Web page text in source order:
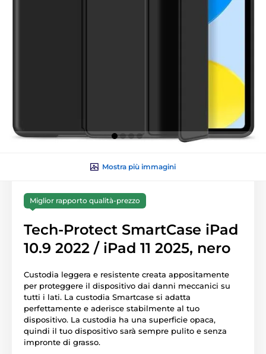
Mostra più immagini
Miglior rapporto qualità-prezzo
Tech-Protect SmartCase iPad
10.9 2022 / iPad 11 2025, nero
Custodia leggera e resistente creata appositamente
per proteggere il dispositivo dai danni meccanici su
tutti i lati. La custodia Smartcase si adatta
perfettamente e aderisce stabilmente al tuo
dispositivo. La custodia ha una superficie opaca,
quindi il tuo dispositivo sarà sempre pulito e senza
impronte di grasso.